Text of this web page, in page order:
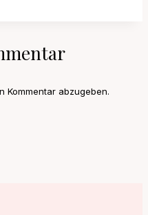
Kommentar abzugeben.